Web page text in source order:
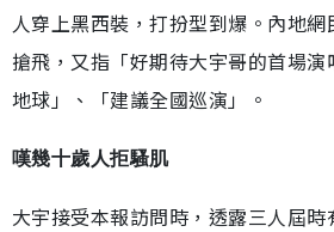
人穿上黑西裝，打扮型到爆。內地
搶飛，又指「好期待大宇哥的首場
地球」、「建議全國巡演」。
嘆幾十歲人拒騷肌
大宇接受本報訪問時，透露三人屆